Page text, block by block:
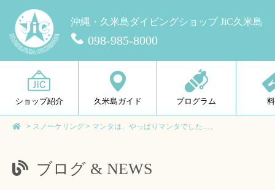
沖縄・久米島ダイビングショップ JiC久米島
098-985-8000
ショップ紹介 久米島ガイド プログラム
> スノーケリング > マンタは、やっぱりマンタでした…。
ブログ & NEWS